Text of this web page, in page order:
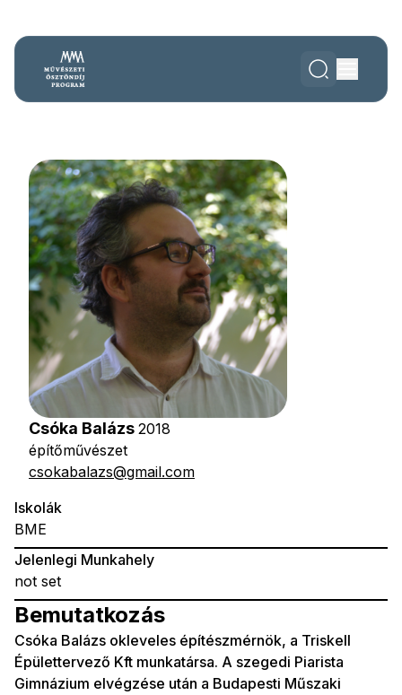
Csóka Balázs 2018
építőművészet
csokabalazs@gmail.com
Bemutatkozás
Csóka Balázs okleveles építészmérnök, a Triskell
Épülettervező Kft munkatársa. A szegedi Piarista
Gimnázium elvégzése után a Budapesti Műszaki
Iskolák
BME
Jelenlegi Munkahely
not set